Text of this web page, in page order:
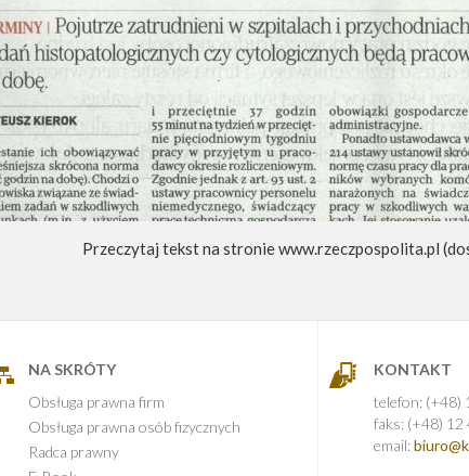
Przeczytaj tekst na stronie www.rzeczpospolita.pl
NA SKRÓTY
Obsługa prawna firm
Obsługa prawna osób fizycznych
Radca prawny
KONTAKT
telefon: (+48)
faks: (+48)
email: